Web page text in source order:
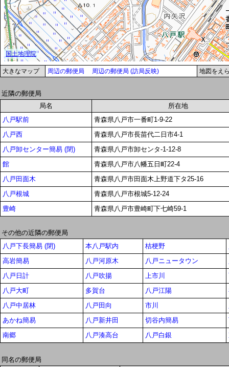
大きなマップ 周辺の郵便局 周辺の郵便局 (訪局反映) 地図をえ
近隣の郵便局
局名
所在地
八戸駅前
青森県八戸市一番町1-9-22
八戸西
青森県八戸市長苗代二日市4-1
八戸卸センター簡易 (閉)
青森県八戸市卸センタ-1-12-8
館
青森県八戸市八幡五日町22-4
八戸田面木
青森県八戸市田面木上野道下タ25-16
八戸根城
青森県八戸市根城5-12-24
豊崎
青森県八戸市豊崎町下七崎59-1
その他の近隣の郵便局
八戸下長簡易 (閉)
本八戸駅内 桔梗野
高岩簡易
八戸河原木 八戸ニュータウン
八戸日計
八戸吹揚 上市川
八戸大町
多賀台 八戸江陽
八戸中居林
八戸田向 市川
あかね簡易
八戸新井田 切谷内簡易
南郷
八戸湊高台 八戸白銀
同名の郵便局